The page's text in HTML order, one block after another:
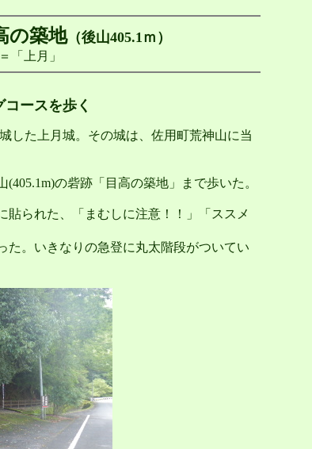
の築地（後山405.1ｍ）
上月」
ースを歩く
した上月城。その城は、佐用町荒神山に当
の砦跡「目高の築地」まで歩いた。
られた、「まむしに注意！！」「ススメ
。いきなりの急登に丸太階段がついてい